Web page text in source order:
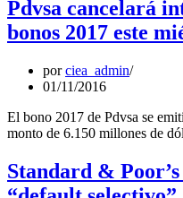
Pdvsa cancelará
bonos 2017 este
porciea_admin
01/11/2016
El bono 2017 de Pdvsa se
monto de 6.150 millones de
Standard &